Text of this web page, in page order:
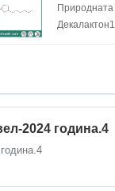
2024 година.4